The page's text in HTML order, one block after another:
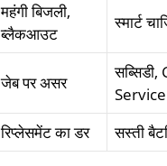
महंगी बिजली,
ब्लैकआउट
स्मार्ट
जेब पर असर
Service
रिप्लेसमेंट का डर सस्ती